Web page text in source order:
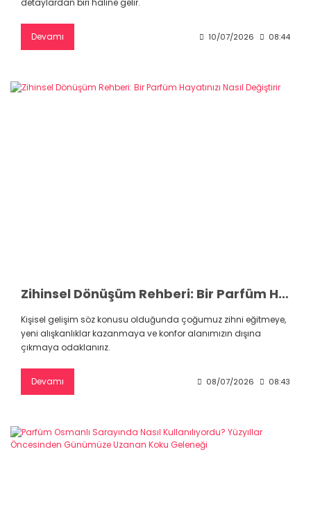
detaylardan biri haline gelir.
Devamı 10/07/2026 08:44
Zihinsel Dönüşüm Rehberi: Bir Parfüm Hayatınızı Nasıl Değiştirir
Kişisel gelişim söz konusu olduğunda çoğumuz zihni eğitmeye,
yeni alışkanlıklar kazanmaya ve konfor alanımızın dışına
çıkmaya odaklanırız.
Devamı 08/07/2026 08:43